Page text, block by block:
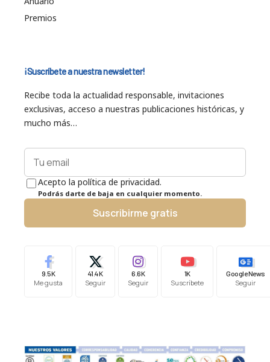
Premios
¡Suscríbete a nuestra newsletter!
Recibe toda la actualidad responsable, invitaciones
exclusivas, acceso a nuestras publicaciones históricas, y
mucho más…
Acepto la política de privacidad.
Podrás darte de baja en cualquier momento.
Suscribirme gratis
9.5K
Me gusta
41.4K
Seguir
6.6K
Seguir
1K
Suscríbete
Google News
Seguir